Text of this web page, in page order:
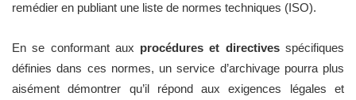
remédier en publiant une liste de normes techniques (ISO).
En se conformant aux procédures et directivesspécifiques
définies dans ces normes, un service d’archivage pourra plus
aisément démontrer qu’il répond aux exigences légales et